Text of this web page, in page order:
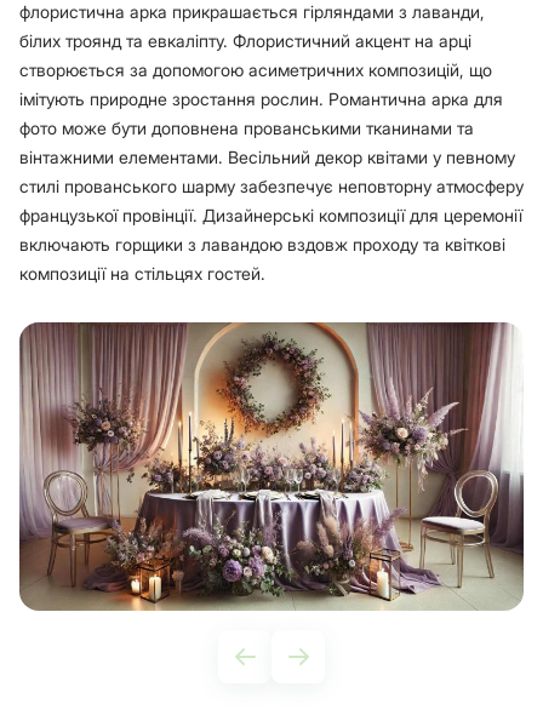
флористична арка прикрашається гірляндами з лаванди,
білих троянд та евкаліпту. Флористичний акцент на арці
створюється за допомогою асиметричних композицій, що
імітують природне зростання рослин. Романтична арка для
фото може бути доповнена прованськими тканинами та
вінтажними елементами. Весільний декор квітами у певному
стилі прованського шарму забезпечує неповторну атмосферу
французької провінції. Дизайнерські композиції для церемонії
включають горщики з лавандою вздовж проходу та квіткові
композиції на стільцях гостей.